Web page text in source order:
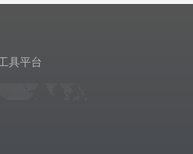
具平台